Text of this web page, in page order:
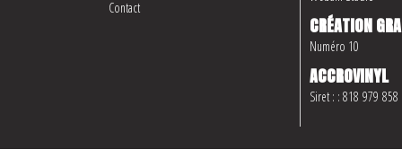
Contact
CRÉATION
Numéro 10
ACCROVINYL
Siret : : 818 979 858